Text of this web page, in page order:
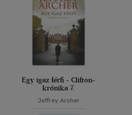
Egy igaz férfi - Clifton-
krónika 7.
Jeffrey Archer